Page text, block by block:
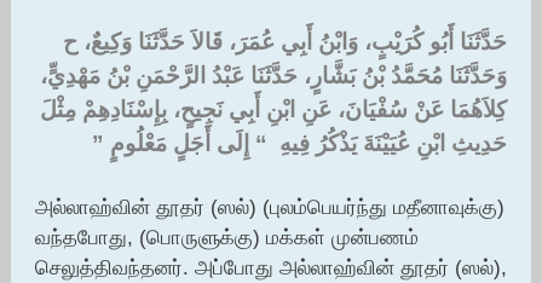
حَدَّثَنَا أَبُو كُرَيْبٍ، وَابْنُ أَبِي عُمَرَ، قَالاَ حَدَّثَنَا وَكِيعٌ، ح
وَحَدَّثَنَا مُحَمَّدُ بْنُ بَشَّارٍ، حَدَّثَنَا عَبْدُ الرَّحْمَنِ بْنُ مَهْدِيٍّ،
كِلاَهُمَا عَنْ سُفْيَانَ، عَنِ ابْنِ أَبِي نَجِيحٍ، بِإِسْنَادِهِمْ مِثْلَ
حَدِيثِ ابْنِ عُيَيْنَةَ يَذْكُرُ فِيهِ ‏ “‏ إِلَى أَجَلٍ مَعْلُومٍ ‏”‏
அல்லாஹ்வின் தூதர் (ஸல்) (புலம்பெயர்ந்து மதீனாவுக்கு)
வந்தபோது, (பொருளுக்கு) மக்கள் முன்பணம்
செலுத்திவந்தனர். அப்போது அல்லாஹ்வின் தூதர் (ஸல்),